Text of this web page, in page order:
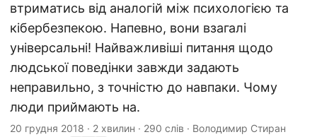
втриматись від аналогій між психологією та
кібербезпекою. Напевно, вони взагалі
універсальні! Найважливіші питання щодо
людської поведінки завжди задають
неправильно, з точністю до навпаки. Чому
люди приймають на.
20 грудня 2018 · 2 хвилин · 290 слів · Володимир Стиран